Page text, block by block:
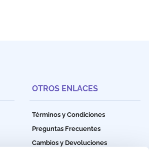
OTROS ENLACES
Términos y Condiciones
Preguntas Frecuentes
Cambios y Devoluciones